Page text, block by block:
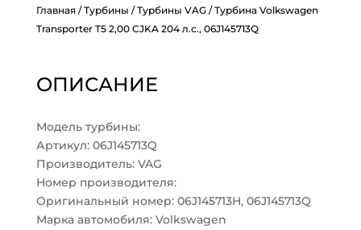
Главная/Турбины /Турбины VAG/ Турбина Volkswagen
Transporter T5 2,00 CJKA 204 л.с., 06J145713Q
ОПИСАНИЕ
Модель турбины:
Артикул: 06J145713Q
Производитель: VAG
Номер производителя:
Оригинальный номер: 06J145713H, 06J145713Q
Марка автомобиля: Volkswagen